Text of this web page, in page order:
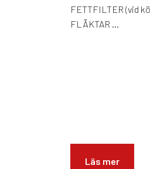
FETTFILTER (vid
FLÄKTAR ...
Läs mer